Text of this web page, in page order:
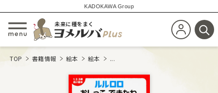
KADOKAWA Group
メニューを開閉する
未来に種をまく
新規会員登
検
TOP 書籍情報 絵本 絵本 ...